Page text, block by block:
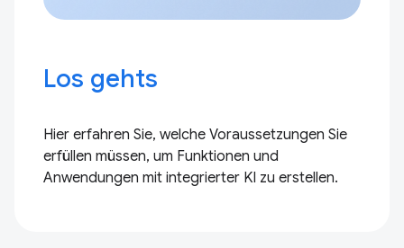
Los gehts
Hier erfahren Sie, welche Voraussetzungen Sie
erfüllen müssen, um Funktionen und
Anwendungen mit integrierter KI zu erstellen.